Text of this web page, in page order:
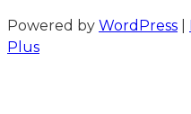
Powered by WordPress
Plus